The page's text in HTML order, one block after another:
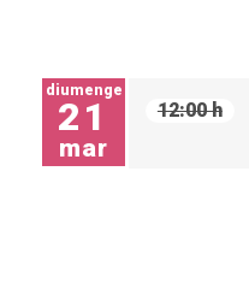
diumenge
21
mar
12:00 h